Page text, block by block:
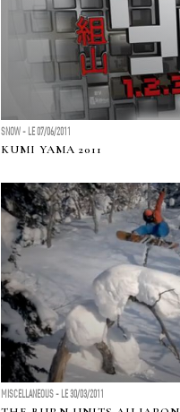
SNOW - LE 07/06/2011
KUMI YAMA 2011
MISCELLANEOUS - LE 30/03/2011